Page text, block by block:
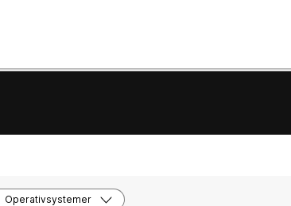
Operativsystemer